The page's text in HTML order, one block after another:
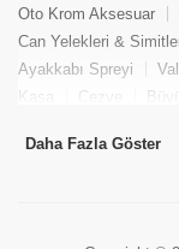
Oto Krom Aksesuar
Can Yelekleri &
Ayakkabı Spreyi
Kasa
Cezve
Tekne Bağlama &
Daha Fazla Göster